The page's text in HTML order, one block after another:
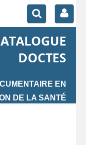
DOCTES
EN
DE LA SANTÉ